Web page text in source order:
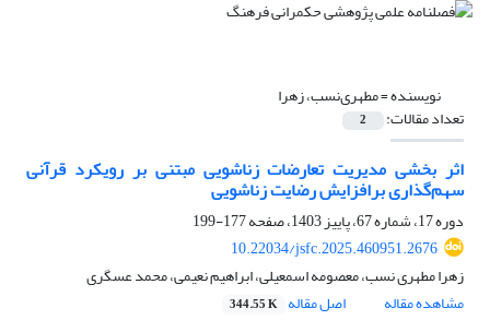
نویسنده =مطهری‌نسب، زهرا
تعداد مقالات: 2
اثر بخشی مدیریت تعارضات زناشویی مبتنی بر رویکرد قرآنی
سهم‌گذاری برافزایش رضایت زناشویی
دوره 17، شماره 67، پاییز 1403، صفحه
177-199
10.22034/jsfc.2025.460951.2676
زهرا مطهری نسب، معصومه اسمعیلی، ابراهیم نعیمی، محمد عسگری
مشاهده مقاله
اصل مقاله 344.55 K